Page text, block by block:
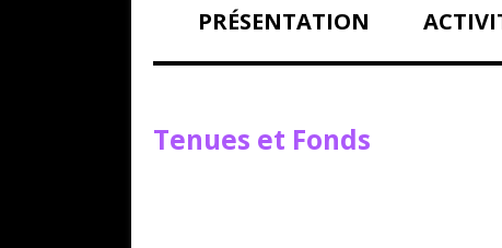
PRÉSENTATION
Tenues et Fonds